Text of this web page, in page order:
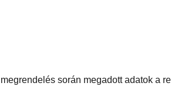
során megadott adatok a